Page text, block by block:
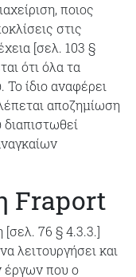
ποιος
στις
[σελ. 103 §
ότι όλα τα
ίδιο αναφέρει
αποζημίωση
Fraport
[σελ. 76 § 4.3.3.]
λειτουργήσει και
που ο